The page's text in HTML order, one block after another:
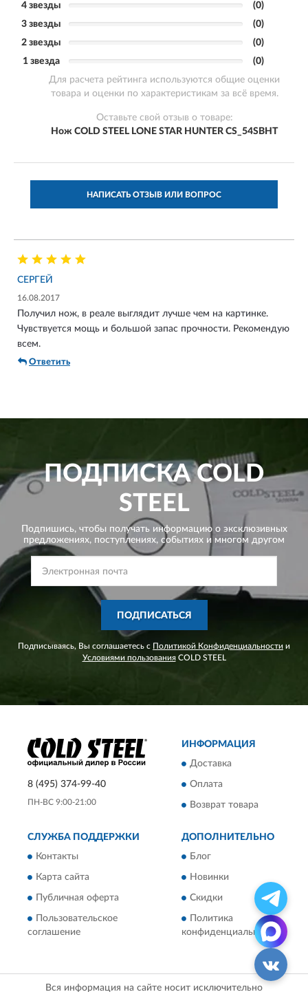
4 звезды
(0)
3 звезды
(0)
2 звезды
(0)
1 звезда
(0)
Для расчета рейтинга используются общие оценки
товара и оценки по характеристикам за всё время.
Оставьте свой отзыв о товаре:
Нож COLD STEEL LONE STAR HUNTER CS_54SBHT
НАПИСАТЬ ОТЗЫВ ИЛИ ВОПРОС
СЕРГЕЙ
16.08.2017
Получил нож, в реале выглядит лучше чем на картинке.
Чувствуется мощь и большой запас прочности. Рекомендую
всем.
Ответить
ПОДПИСКАCOLD
STEEL
Подпишись, чтобы получать информацию о эксклюзивных
предложениях, поступлениях, событиях и многом другом
ПОДПИСАТЬСЯ
Подписываясь, Вы соглашаетесь с Политикой Конфиденциальности и
Условиями пользованияCOLD STEEL
8 (495) 374-99-40
ПН-ВС 9:00-21:00
ИНФОРМАЦИЯ
Доставка
Оплата
Возврат товара
СЛУЖБА ПОДДЕРЖКИ
Контакты
Карта сайта
Публичная оферта
Пользовательское
соглашение
ДОПОЛНИТЕЛЬНО
Блог
Новинки
Скидки
Политика
конфиденциальности
Вся информация на сайте носит исключительно